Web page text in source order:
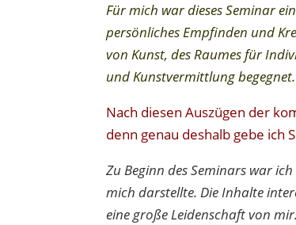
Für mich war dieses Seminar
persönliches Empfinden und
von Kunst, des Raumes für
und Kunstvermittlung begegnet.
Nach diesen Auszügen der
denn genau deshalb gebe ich
Zu Beginn des Seminars war
mich darstellte. Die Inhalte
eine große Leidenschaft von